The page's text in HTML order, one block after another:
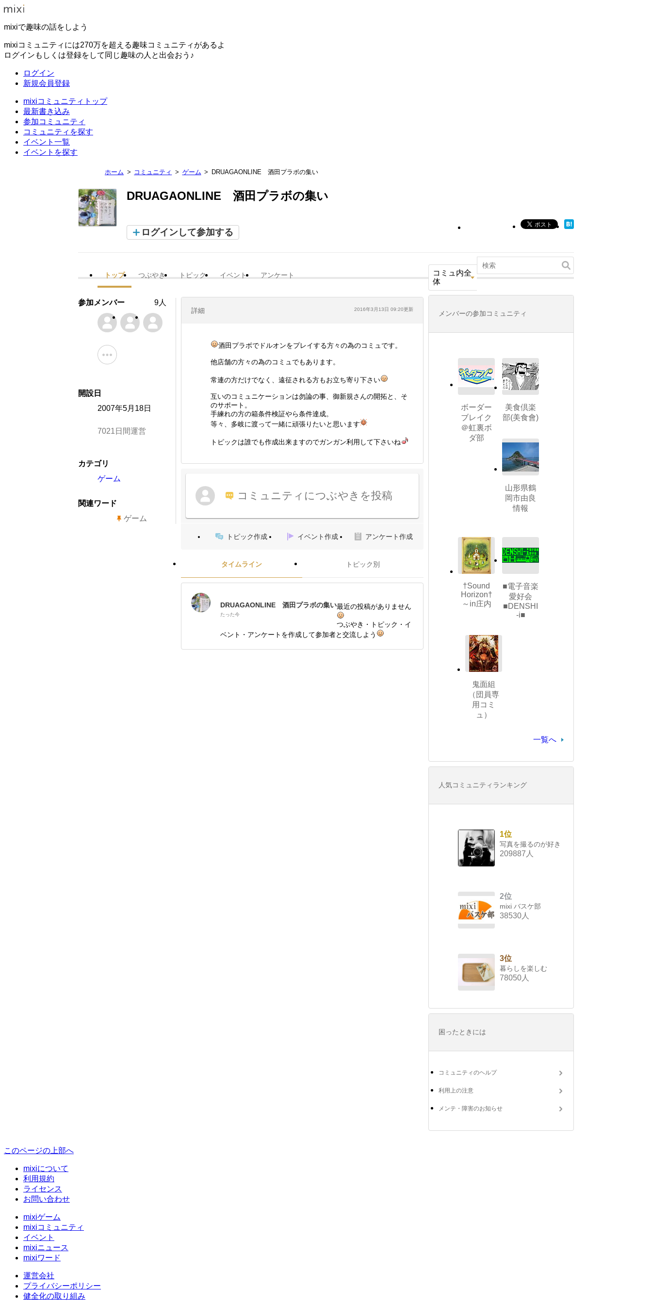
mixiで趣味の話をしよう
mixiコミュニティには270万を超える趣味コミュニティがあるよ
ログインもしくは登録をして同じ趣味の人と出会おう♪
ログイン
新規会員登録
mixiコミュニティトップ
最新書き込み
参加コミュニティ
コミュニティを探す
イベント一覧
イベントを探す
ホーム コミュニティ ゲーム DRUAGAONLINE 酒田プラボの集い
DRUAGAONLINE 酒田プラボの集い
ログインして参加する
トップ つぶやき トピック イベント アンケート
コミュ内全
体
詳細 2016年3月13日 09:20更新
酒田プラボでドルオンをプレイする方々の為のコミュです。
他店舗の方々の為のコミュでもあります。
常連の方だけでなく、遠征される方もお立ち寄り下さい
互いのコミュニケーションは勿論の事、御新規さんの開拓と、そ
のサポート。
手練れの方の箱条件検証やら条件達成。
等々、多岐に渡って一緒に頑張りたいと思います
トピックは誰でも作成出来ますのでガンガン利用して下さいね
コミュニティにつぶやきを投稿
トピック作成 イベント作成 アンケート作成
タイムライン トピック別
DRUAGAONLINE 酒田プラボの集い
たった今
最近の投稿がありません
つぶやき・トピック・イ
ベント・アンケートを作成して参加者と交流しよう
参加メンバー 9人
開設日
2007年5月18日
7021日間運営
カテゴリ
ゲーム
関連ワード
ゲーム
メンバーの参加コミュニティ
ボーダー
ブレイク
＠虹裏ボ
ダ部
美食倶楽
部(美食會)
山形県鶴
岡市由良
情報
†Sound
Horizon†
～in庄内
■電子音楽
愛好会
■DENSHI
-i■
鬼面組
（団員専
用コミ
ュ）
一覧へ
人気コミュニティランキング
1位
写真を撮るのが好き
209887人
2位
mixi バスケ部
38530人
3位
暮らしを楽しむ
78050人
困ったときには
コミュニティのヘルプ
利用上の注意
メンテ・障害のお知らせ
このページの上部へ
mixiについて
利用規約
ライセンス
お問い合わせ
mixiゲーム
mixiコミュニティ
イベント
mixiニュース
mixiワード
運営会社
プライバシーポリシー
健全化の取り組み